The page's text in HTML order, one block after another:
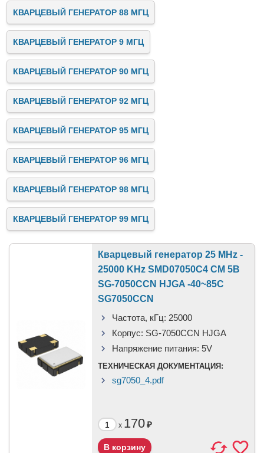
КВАРЦЕВЫЙ ГЕНЕРАТОР 88 МГЦ
КВАРЦЕВЫЙ ГЕНЕРАТОР 9 МГЦ
КВАРЦЕВЫЙ ГЕНЕРАТОР 90 МГЦ
КВАРЦЕВЫЙ ГЕНЕРАТОР 92 МГЦ
КВАРЦЕВЫЙ ГЕНЕРАТОР 95 МГЦ
КВАРЦЕВЫЙ ГЕНЕРАТОР 96 МГЦ
КВАРЦЕВЫЙ ГЕНЕРАТОР 98 МГЦ
КВАРЦЕВЫЙ ГЕНЕРАТОР 99 МГЦ
Кварцевый генератор 25 MHz -
25000 KHz SMD07050C4 CM 5В
SG-7050CCN HJGA -40~85C
SG7050CCN
Частота, кГц: 25000
Корпус: SG-7050CCN HJGA
Напряжение питания: 5V
ТЕХНИЧЕСКАЯ ДОКУМЕНТАЦИЯ:
sg7050_4.pdf
x 170₽